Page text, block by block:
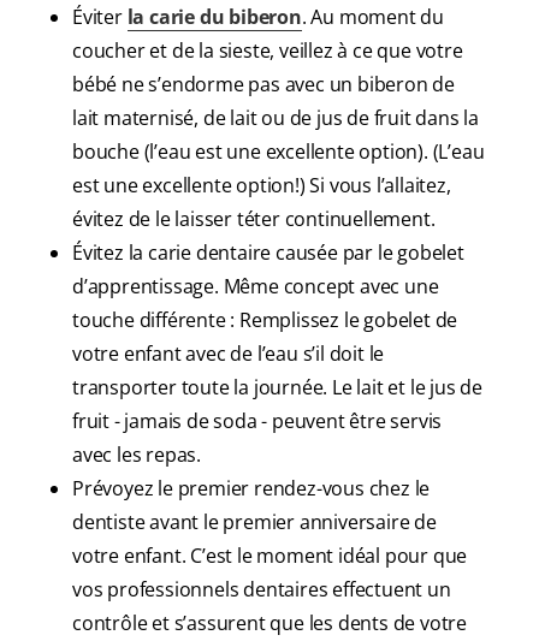
Éviter la carie du biberon. Au moment du
coucher et de la sieste, veillez à ce que votre
bébé ne s’endorme pas avec un biberon de
lait maternisé, de lait ou de jus de fruit dans la
bouche (l’eau est une excellente option). (L’eau
est une excellente option!) Si vous l’allaitez,
évitez de le laisser téter continuellement.
Évitez la carie dentaire causée par le gobelet
d’apprentissage. Même concept avec une
touche différente : Remplissez le gobelet de
votre enfant avec de l’eau s’il doit le
transporter toute la journée. Le lait et le jus de
fruit - jamais de soda - peuvent être servis
avec les repas.
Prévoyez le premier rendez-vous chez le
dentiste avant le premier anniversaire de
votre enfant. C’est le moment idéal pour que
vos professionnels dentaires effectuent un
contrôle et s’assurent que les dents de votre